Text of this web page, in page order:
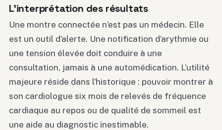
L’interprétation des résultats
Une montre connectée n’est pas un médecin. Elle
est un outil d’alerte. Une notification d’arythmie ou
une tension élevée doit conduire à une
consultation, jamais à une automédication. L’utilité
majeure réside dans l’historique : pouvoir montrer à
son cardiologue six mois de relevés de fréquence
cardiaque au repos ou de qualité de sommeil est
une aide au diagnostic inestimable.